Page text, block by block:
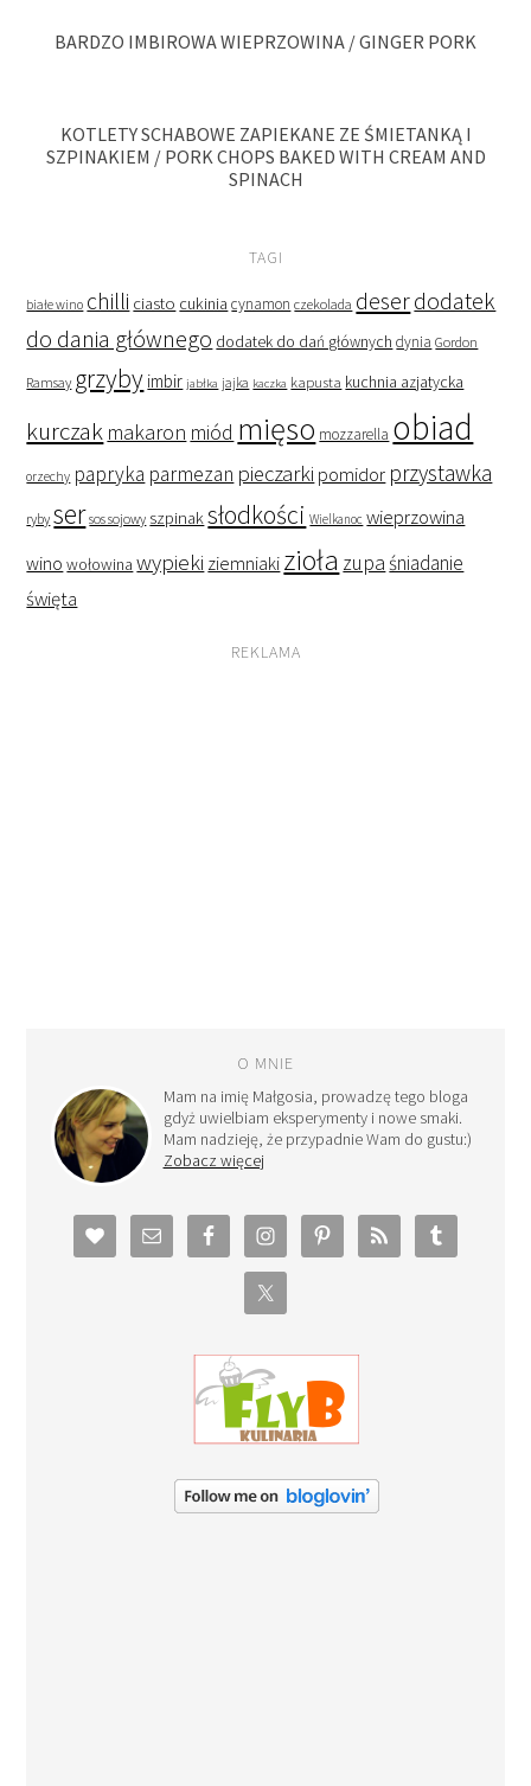
BARDZO IMBIROWA WIEPRZOWINA / GINGER PORK
KOTLETY SCHABOWE ZAPIEKANE ZE ŚMIETANKĄ I
SZPINAKIEM / PORK CHOPS BAKED WITH CREAM AND
SPINACH
TAGI
białe wino chilli ciasto cukinia cynamon czekolada deserdodatek
do dania głównego dodatek do dań głównych dynia Gordon
Ramsay grzyby imbir jabłka jajka kaczka kapusta kuchnia azjatycka
kurczak makaron miód mięso mozzarella obiad
orzechy papryka parmezan pieczarki pomidor przystawka
ryby ser sos sojowy szpinaksłodkości Wielkanoc wieprzowina
wino wołowina wypieki ziemniaki zioła zupaśniadanie
święta
REKLAMA
O MNIE
Mam na imię Małgosia, prowadzę tego bloga
gdyż uwielbiam eksperymenty i nowe smaki.
Mam nadzieję, że przypadnie Wam do gustu:)
Zobacz więcej